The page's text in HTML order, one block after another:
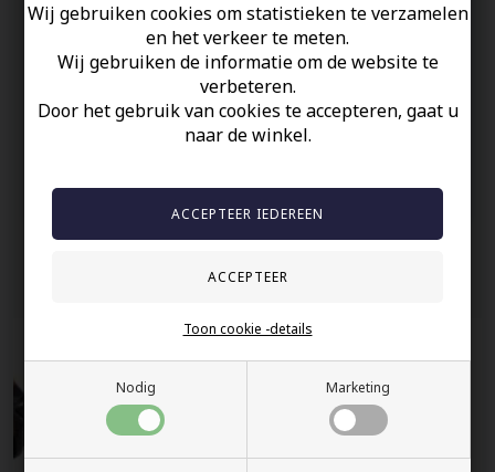
Wij gebruiken cookies om statistieken te verzamelen
en het verkeer te meten.
Wij gebruiken de informatie om de website te
verbeteren.
Door het gebruik van cookies te accepteren, gaat u
naar de winkel.
Nodig Marketing
Toon cookie -details
Uw veiligheid
100% nikkelvrij sieraden
Anderen gekocht hebben ook